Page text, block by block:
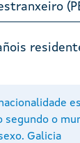
segundo o
Galicia